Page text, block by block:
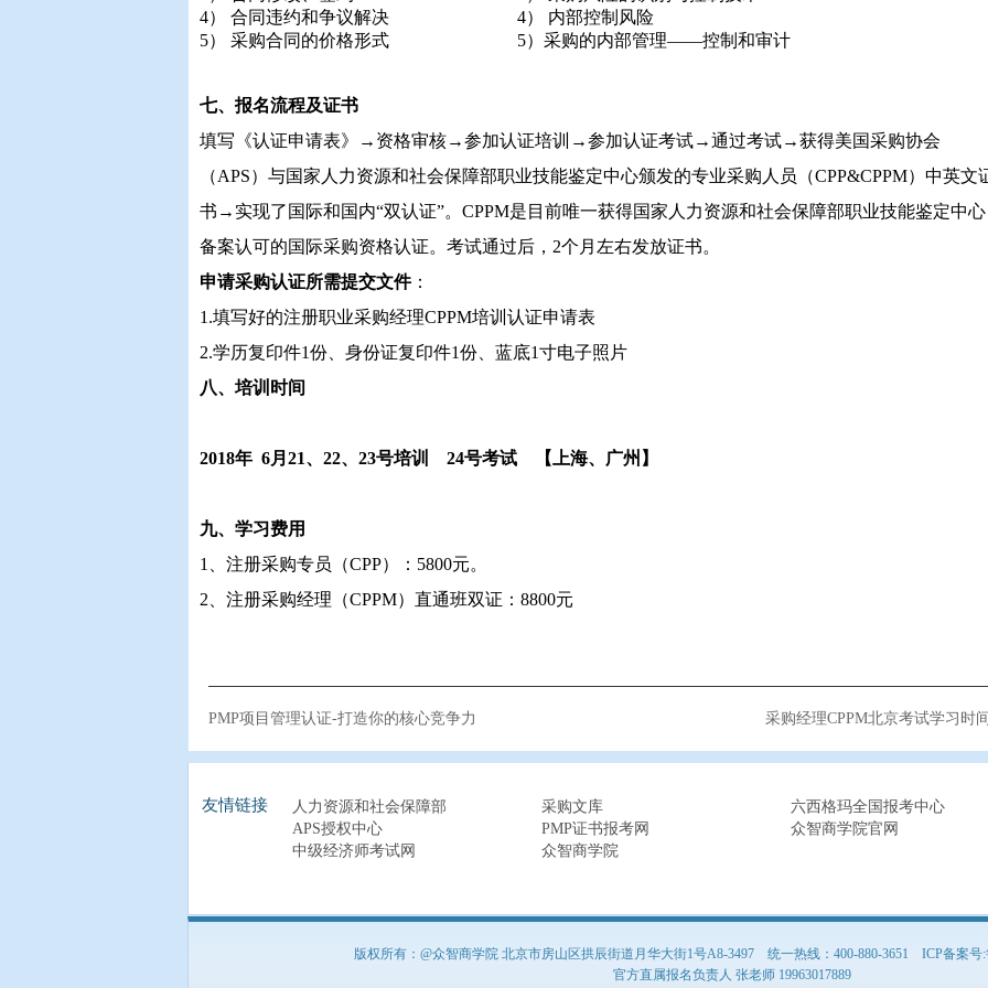
4） 合同违约和争议解决
5） 采购合同的价格形式
4） 内部控制风险
5）采购的内部管理——控制和审计
七、报名流程及证书
填写《认证申请表》→资格审核→参加认证培训→参加认证考试→通过考试→获得美国采购协会
（APS）与国家人力资源和社会保障部职业技能鉴定中心颁发的专业采购人员（CPP&CPPM）中英文
书→实现了国际和国内“双认证”。CPPM是目前唯一获得国家人力资源和社会保障部职业技能鉴定中心
备案认可的国际采购资格认证。考试通过后，2个月左右发放证书。
申请采购认证所需提交文件 ：
1.填写好的注册职业采购经理CPPM培训认证申请表
2.学历复印件1份、身份证复印件1份、蓝底1寸电子照片
八、 培训时间
2018年 6月21、22、23号培训 24号考试 【上海、广州】
九、学习费用
1、注册采购专员（CPP）：5800元。
2、注册采购经理（CPPM）直通班双证：8800元
PMP项目管理认证-打造你的核心竞争力 采购经理CPPM北京考试学习时
友情链接 人力资源和社会保障部 采购文库
六西格玛全国报考中心
APS授权中心
PMP证书报考网
众智商学院官网
中级经济师考试网
众智商学院
版权所有：@众智商学院 北京市房山区拱辰街道月华大街1号A8-3497 统一热线：400-880-3651 ICP备案号:
官方直属报名负责人 张老师 19963017889